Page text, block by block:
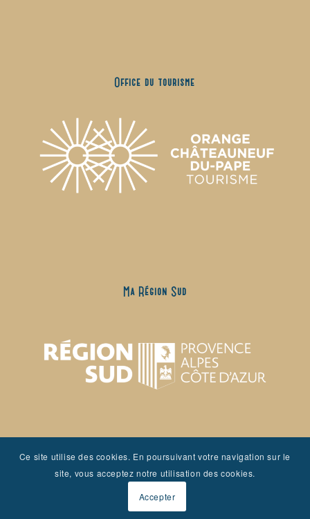
Office du tourisme
Ma Région Sud
Mairie de Jonquières #jonquieres #onatousbesoindusud
Ce site utilise des cookies. En poursuivant votre navigation sur le
site, vous acceptez notre utilisation des cookies.
Accepter